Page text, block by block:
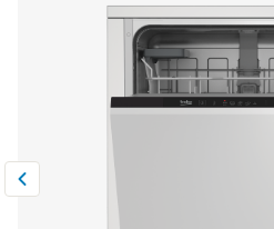
Климатическая техника